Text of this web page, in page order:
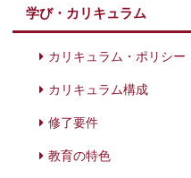
学び・カリキュラム
カリキュラム・ポリシー
カリキュラム構成
修了要件
教育の特色